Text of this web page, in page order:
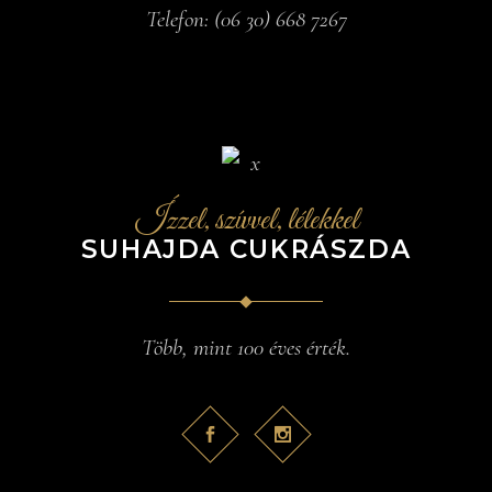
Telefon: (06 30) 668 7267
Ízzel, szívvel, lélekkel
SUHAJDA CUKRÁSZDA
Több, mint 100 éves érték.